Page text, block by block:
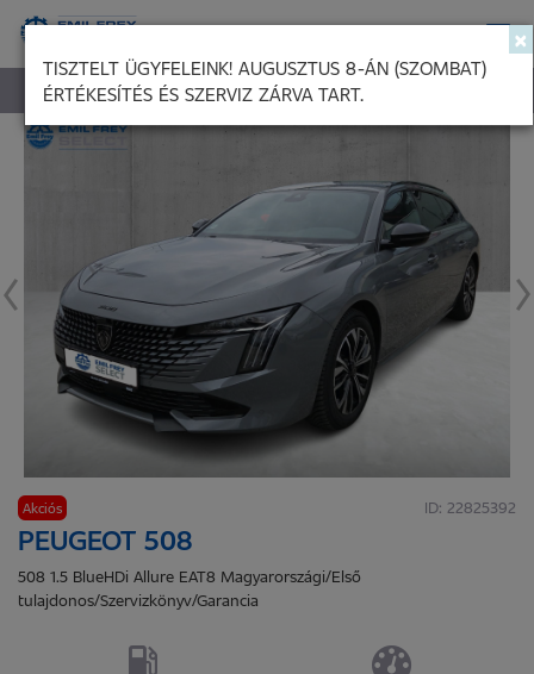
KIEMELT HASZNÁLTAUTÓ KÍNÁLATUNK PEUGEOT 508
Akciós ID: 22825392
PEUGEOT 508
508 1.5 BlueHDi Allure EAT8 Magyarországi/Első
tulajdonos/Szervizkönyv/Garancia
×
TISZTELT ÜGYFELEINK! AUGUSZTUS 8-ÁN (SZOMBAT)
ÉRTÉKESÍTÉS ÉS SZERVIZ ZÁRVA TART.